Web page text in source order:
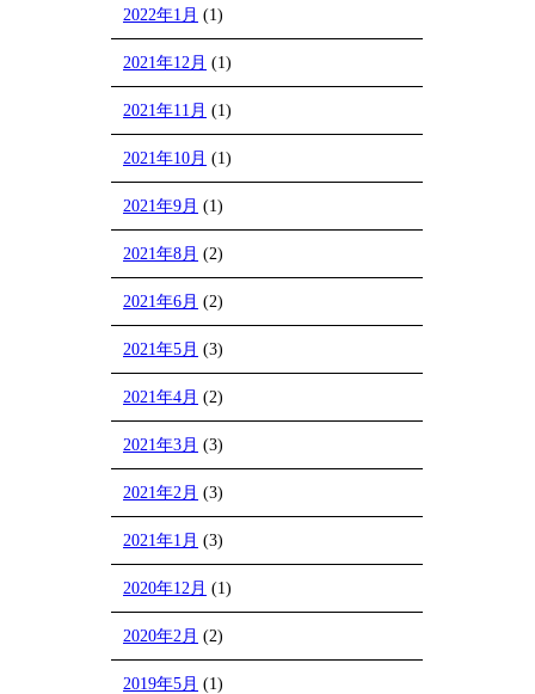
2022年1月 (1)
2021年12月 (1)
2021年11月 (1)
2021年10月 (1)
2021年9月 (1)
2021年8月 (2)
2021年6月 (2)
2021年5月 (3)
2021年4月 (2)
2021年3月 (3)
2021年2月 (3)
2021年1月 (3)
2020年12月 (1)
2020年2月 (2)
2019年5月 (1)